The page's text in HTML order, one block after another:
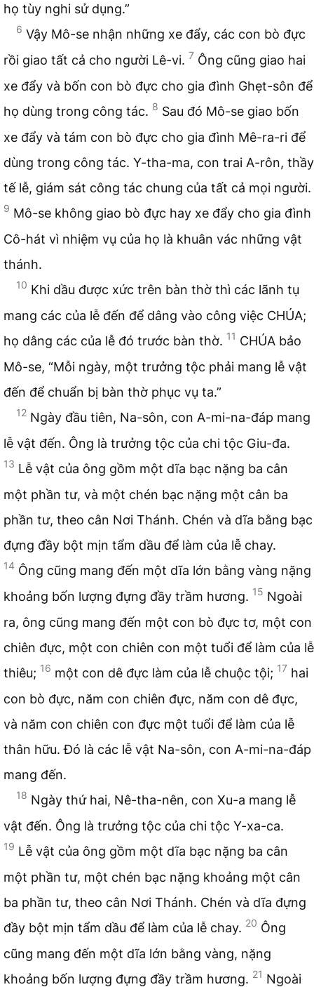
họ tùy nghi sử dụng.”
6 Vậy Mô-se nhận những xe đẩy, các con bò đực
rồi giao tất cả cho người Lê-vi. 7 Ông cũng giao hai
xe đẩy và bốn con bò đực cho gia đình Ghẹt-sôn để
họ dùng trong công tác. 8 Sau đó Mô-se giao bốn
xe đẩy và tám con bò đực cho gia đình Mê-ra-ri để
dùng trong công tác. Y-tha-ma, con trai A-rôn, thầy
tế lễ, giám sát công tác chung của tất cả mọi người.
9 Mô-se không giao bò đực hay xe đẩy cho gia đình
Cô-hát vì nhiệm vụ của họ là khuân vác những vật
thánh.
10 Khi dầu được xức trên bàn thờ thì các lãnh tụ
mang các của lễ đến để dâng vào công việc CHÚA;
họ dâng các của lễ đó trước bàn thờ. 11 CHÚA bảo
Mô-se, “Mỗi ngày, một trưởng tộc phải mang lễ vật
đến để chuẩn bị bàn thờ phục vụ ta.”
12 Ngày đầu tiên, Na-sôn, con A-mi-na-đáp mang
lễ vật đến. Ông là trưởng tộc của chi tộc Giu-đa.
13 Lễ vật của ông gồm một dĩa bạc nặng ba cân
một phần tư, và một chén bạc nặng một cân ba
phần tư, theo cân Nơi Thánh. Chén và dĩa bằng bạc
đựng đầy bột mịn tẩm dầu để làm của lễ chay.
14 Ông cũng mang đến một dĩa lớn bằng vàng nặng
khoảng bốn lượng đựng đầy trầm hương. 15 Ngoài
ra, ông cũng mang đến một con bò đực tơ, một con
chiên đực, một con chiên con một tuổi để làm của lễ
thiêu; 16 một con dê đực làm của lễ chuộc tội; 17 hai
con bò đực, năm con chiên đực, năm con dê đực,
và năm con chiên con đực một tuổi để làm của lễ
thân hữu. Đó là các lễ vật Na-sôn, con A-mi-na-đáp
mang đến.
18 Ngày thứ hai, Nê-tha-nên, con Xu-a mang lễ
vật đến. Ông là trưởng tộc của chi tộc Y-xa-ca.
19 Lễ vật của ông gồm một dĩa bạc nặng ba cân
một phần tư, một chén bạc nặng khoảng một cân
ba phần tư, theo cân Nơi Thánh. Chén và dĩa đựng
đầy bột mịn tẩm dầu để làm của lễ chay. 20 Ông
cũng mang đến một dĩa lớn bằng vàng, nặng
khoảng bốn lượng đựng đầy trầm hương. 21 Ngoài